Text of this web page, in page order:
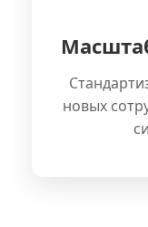
новых